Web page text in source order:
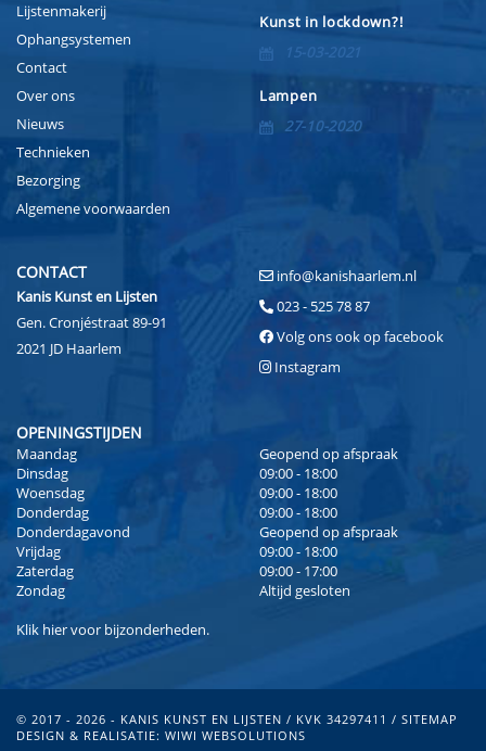
Lijstenmakerij
Ophangsystemen
Contact
Over ons
Nieuws
Technieken
Bezorging
Algemene voorwaarden
Kunst in lockdown?!
15-03-2021
Lampen
27-10-2020
CONTACT
Kanis Kunst en Lijsten
Gen. Cronjéstraat 89-91
2021 JD Haarlem
info@kanishaarlem.nl
023 - 525 78 87
Volg ons ook op facebook
Instagram
OPENINGSTIJDEN
Maandag
Geopend op afspraak
Dinsdag
09:00 - 18:00
Woensdag
09:00 - 18:00
Donderdag
09:00 - 18:00
Donderdagavond
Geopend op afspraak
Vrijdag
09:00 - 18:00
Zaterdag
09:00 - 17:00
Zondag
Altijd gesloten
Klik hiervoor bijzonderheden.
© 2017 - 2026 - KANIS KUNST EN LIJSTEN / KVK 34297411 / SITEMAP
DESIGN & REALISATIE: WIWI WEBSOLUTIONS